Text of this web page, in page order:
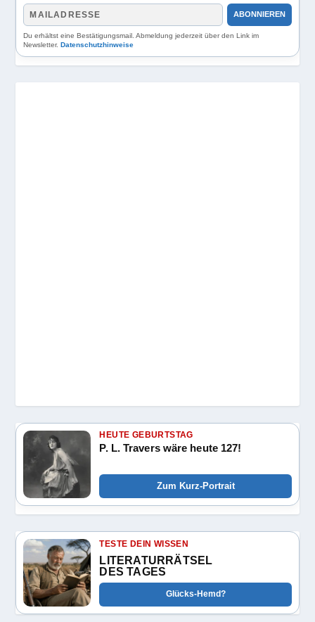
ABONNIEREN
Du erhältst eine Bestätigungsmail. Abmeldung jederzeit über den Link im
Newsletter.Datenschutzhinweise
HEUTE GEBURTSTAG
P. L. Travers wäre heute 127!
Zum Kurz-Portrait
TESTE DEIN WISSEN
LITERATURRÄTSEL
DES TAGES
Glücks-Hemd?